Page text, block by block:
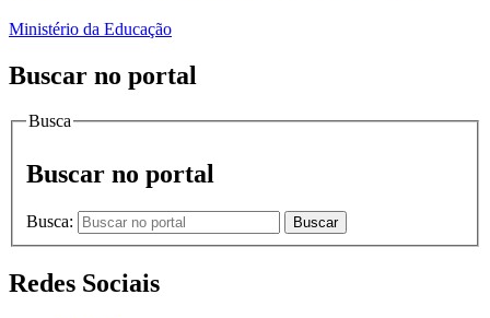
Ministério da Educação
Buscar no portal
Busca
Buscar no portal
Busca: Buscar
Redes Sociais